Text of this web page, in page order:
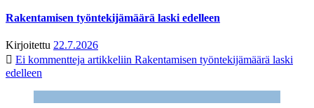
Rakentamisen työntekijämäärä laski edelleen
Kirjoitettu 22.7.2026
Ei kommentteja artikkeliin Rakentamisen työntekijämäärä laski
edelleen